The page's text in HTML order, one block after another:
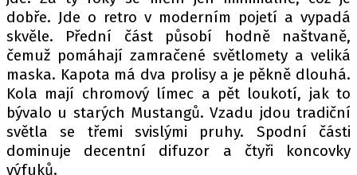
Pošlete e-mail na autoroad.cz
ETICKÝ KODEX
KONTAKT
VYDAVATEL
INZERCE
dobře. Jde o retro v moderním pojetí a vypadá
skvěle. Přední část působí hodně naštvaně,
čemuž pomáhají zamračené světlomety a veliká
maska. Kapota má dva prolisy a je pěkně dlouhá.
Kola mají chromový límec a pět loukotí, jak to
bývalo u starých Mustangů. Vzadu jdou tradiční
světla se třemi svislými pruhy. Spodní části
dominuje decentní difuzor a čtyři koncovky
výfuků.